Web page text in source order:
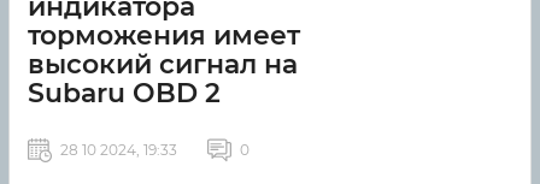
индикатора
торможения имеет
высокий сигнал на
Subaru OBD 2
28 10 2024, 19:33 0